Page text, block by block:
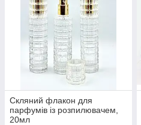
Скляний флакон для
парфумів із розпилювачем,
20мл